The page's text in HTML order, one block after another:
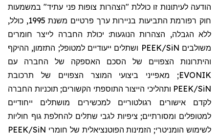
הודעה לעיתונות זו כוללת "הצהרות צופות פני עתיד" במשמעות
חוק רפורמת התביעות בניירות ערך פרטיים משנת 1995, כולל,
ללא הגבלה, הצהרות הנוגעות: יכולת החברה לייצר חומרים
משולבים SiN
/PEEK ושתלים ייעודיים למטופל; התזמון, ההיקף
והיתרונות הצפויים של הסכם האספקה של החברה עם
EVONIK; מאפייני ביצועי המוצר הצפויים של תרכובת
SiN/PEEK ותהליכי הייצור
התוספתי הקשורים; תוכניות החברה
לקדם אישורים רגולטוריים למכשירים מושתלים ייחודיים
למטופלים ומסורתיים; ציפיות לגבי שתלים להחלפת גוף חוליות
לשימוש הומניטרי; הזמינות הפוטנציאלית של חומרי SiN
/PEEK